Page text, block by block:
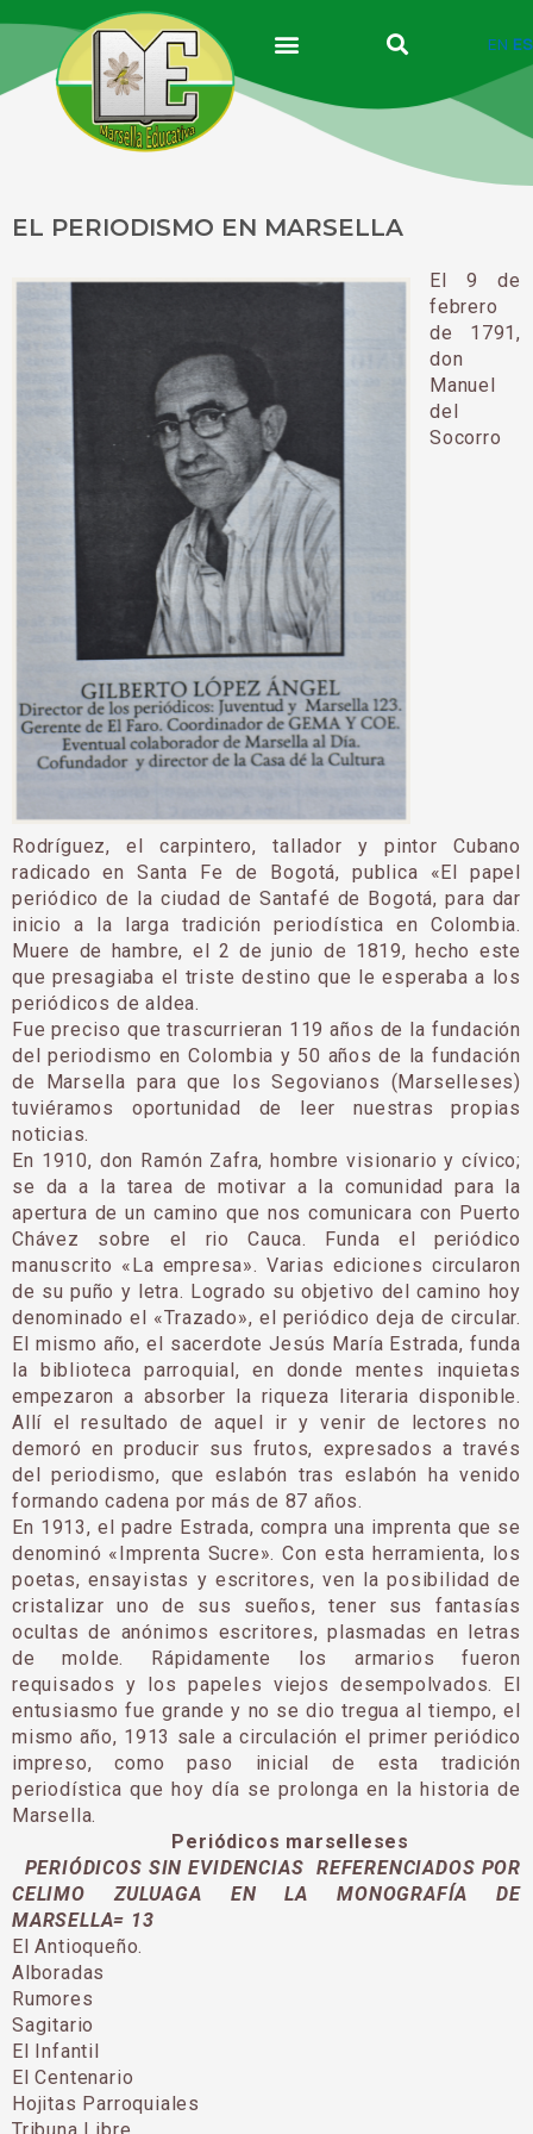
contenido
EN ES
EL PERIODISMO EN MARSELLA
El 9 de
febrero
de 1791,
don
Manuel
del
Socorro
Rodríguez, el carpintero, tallador y pintor Cubano
radicado en Santa Fe de Bogotá, publica «El papel
periódico de la ciudad de Santafé de Bogotá, para dar
inicio a la larga tradición periodística en Colombia.
Muere de hambre, el 2 de junio de 1819, hecho este
que presagiaba el triste destino que le esperaba a los
perió­dicos de aldea.
Fue preciso que trascurrieran 119 años de la fundación
del periodismo en Colombia y 50 años de la fundación
de Marsella para que los Segovianos (Marselleses)
tuviéramos oportunidad de leer nuestras propias
noticias.
En 1910, don Ramón Zafra, hombre visionario y cívico;
se da a la tarea de motivar a la comunidad para la
apertura de un camino que nos comunicara con Puerto
Chávez sobre el rio Cauca. Funda el periódico
manuscrito «La empresa». Varias ediciones circularon
de su puño y letra. Logrado su obje­tivo del camino hoy
denominado el «Trazado», el periódico deja de circular.
El mismo año, el sacerdote Jesús María Estrada, funda
la biblioteca parroquial, en donde mentes inquietas
empezaron a absorber la riqueza literaria disponible.
Allí el resultado de aquel ir y venir de lectores no
demoró en produ­cir sus frutos, expresados a través
del periodismo, que eslabón tras eslabón ha venido
formando cadena por más de 87 años.
En 1913, el padre Estrada, compra una imprenta que se
denominó «Imprenta Sucre». Con esta herramienta, los
poetas, ensayistas y escritores, ven la posi­bilidad de
cristalizar uno de sus sueños, tener sus fantasías
ocultas de anóni­mos escritores, plasmadas en letras
de molde. Rápidamente los armarios fueron
requisados y los papeles viejos desempolvados. El
entusiasmo fue grande y no se dio tregua al tiempo, el
mismo año, 1913 sale a circulación el primer periódico
impreso, como paso inicial de esta tradición
periodística que hoy día se prolonga en la historia de
Marsella.
Periódicos marselleses
PERIÓDICOS SIN EVIDENCIAS REFERENCIADOS POR
CELIMO ZULUAGA EN LA MONOGRAFÍA DE
MARSELLA= 13
El Antioqueño.
Alboradas
Rumores
Sagitario
El Infantil
El Centenario
Hojitas Parroquiales